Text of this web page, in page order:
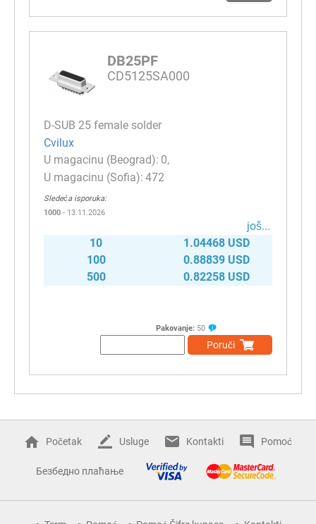
DB25PF
CD5125SA000
D-SUB 25 female solder
Cvilux
0
472
Sledeća isporuka:
1000 - 13.11.2026
јоš...
10
1.04468 USD
100
0.88839 USD
500
0.82258 USD
Pakovanje: 50
Poruči
Početak Usluge Kontakti Pomoć
Безбедно плаћање